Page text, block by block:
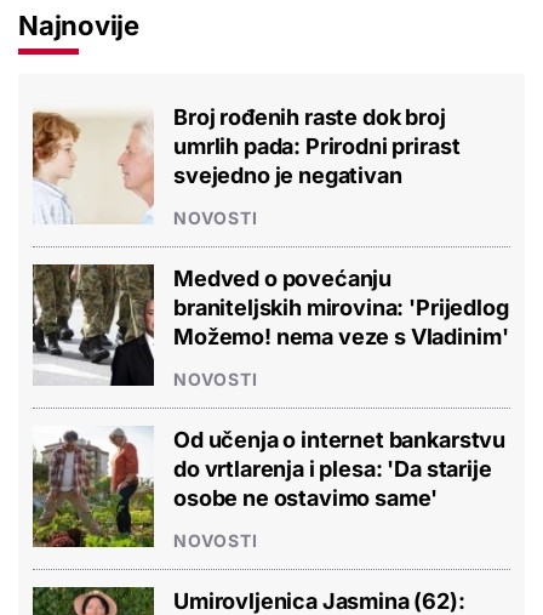
Najnovije
Broj rođenih raste dok broj
umrlih pada: Prirodni prirast
svejedno je negativan
NOVOSTI
Medved o povećanju
braniteljskih mirovina: 'Prijedlog
Možemo! nema veze s Vladinim'
NOVOSTI
Od učenja o internet bankarstvu
do vrtlarenja i plesa: 'Da starije
osobe ne ostavimo same'
NOVOSTI
Umirovljenica Jasmina (62):